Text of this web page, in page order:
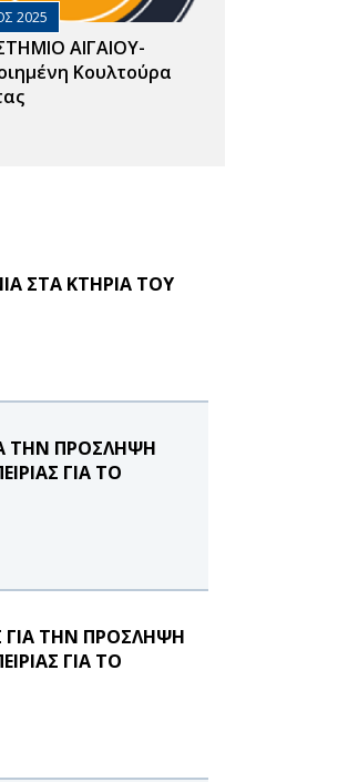
2025
ΑΙΓΑΙΟΥ-
Κουλτούρα
ΣΤΑ ΚΤΗΡΙΑ ΤΟΥ
ΤΗΝ ΠΡΟΣΛΗΨΗ
ΓΙΑ ΤΟ
ΓΙΑ ΤΗΝ ΠΡΟΣΛΗΨΗ
ΓΙΑ ΤΟ